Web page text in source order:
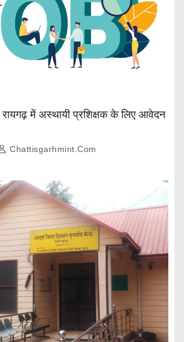
में अस्थायी प्रशिक्षक के लिए आवेदन
Chattisgarhmint.com